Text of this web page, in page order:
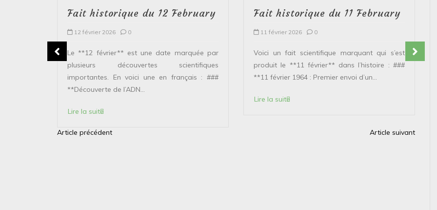
Fait historique du 12 February
12 février 2026 0
Le **12 février** est une date marquée par
plusieurs découvertes scientifiques
importantes. En voici une en français : ###
**Découverte de l’ADN...
Lire la suite
Fait historique du 11 February
11 février 2026 0
Voici un fait scientifique marquant qui s’est
produit le **11 février** dans l’histoire : ###
**11 février 1964 : Premier envoi d’un...
Lire la suite
N
Article précédent Article suivant